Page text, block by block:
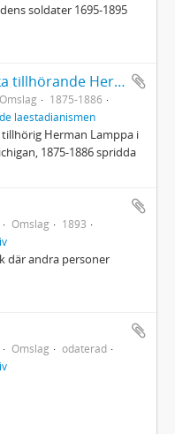
soldater 1695-1895
Kopiebok på finska tillhörande Herman Lamppa
Omslag
1875-1886
laestadianismen
Herman Lamppa i
1875-1886 spridda
Omslag
1893
där andra personer
Omslag
odaterad